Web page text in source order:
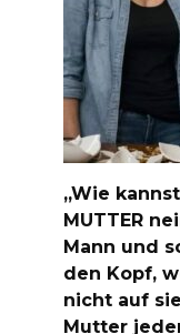
„Wie
MUTTER
Mann und
den Kopf,
nicht auf
Mutter